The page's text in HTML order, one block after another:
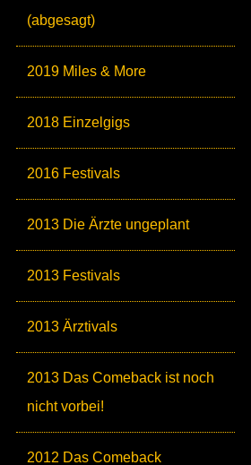
(abgesagt)
2019 Miles & More
2018 Einzelgigs
2016 Festivals
2013 Die Ärzte ungeplant
2013 Festivals
2013 Ärztivals
2013 Das Comeback ist noch
nicht vorbei!
2012 Das Comeback